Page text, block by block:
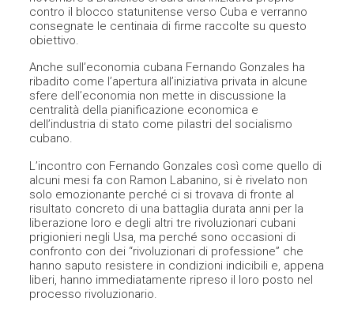
contro il blocco statunitense verso Cuba e verranno
consegnate le centinaia di firme raccolte su questo
obiettivo.
Anche sull’economia cubana Fernando Gonzales ha
ribadito come l’apertura all’iniziativa privata in alcune
sfere dell’economia non mette in discussione la
centralità della pianificazione economica e
dell’industria di stato come pilastri del socialismo
cubano.
L’incontro con Fernando Gonzales così come quello di
alcuni mesi fa con Ramon Labanino, si è rivelato non
solo emozionante perché ci si trovava di fronte al
risultato concreto di una battaglia durata anni per la
liberazione loro e degli altri tre rivoluzionari cubani
prigionieri negli Usa, ma perché sono occasioni di
confronto con dei “rivoluzionari di professione” che
hanno saputo resistere in condizioni indicibili e, appena
liberi, hanno immediatamente ripreso il loro posto nel
processo rivoluzionario.